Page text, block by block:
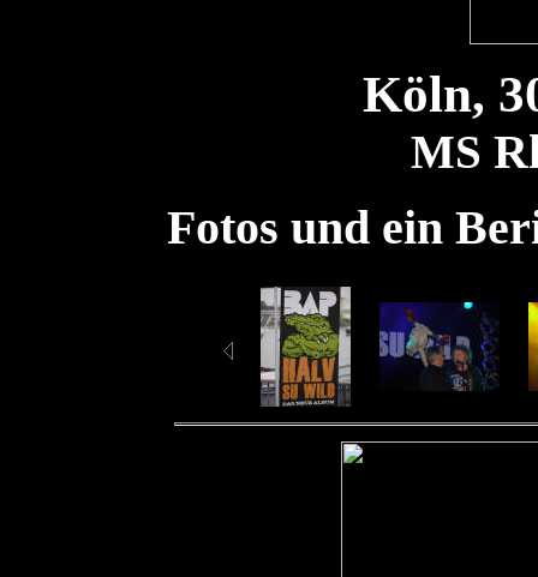
Köln,
MS
Fotos und ein